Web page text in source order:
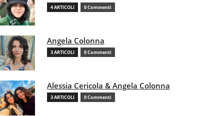
4 ARTICOLI 0 Commenti
Angela Colonna
3 ARTICOLI 0 Commenti
Alessia Cericola & Angela Colonna
3 ARTICOLI 0 Commenti